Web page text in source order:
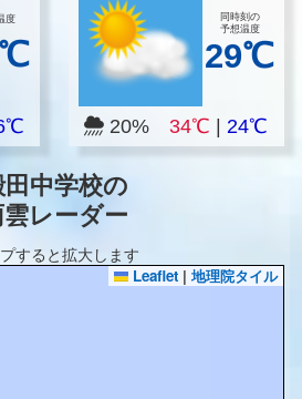
度
同時刻の
予想温度
29℃
20%34℃ |24℃
田中学校の
レーダー
すると拡大します
Leaflet | 地理院タイル